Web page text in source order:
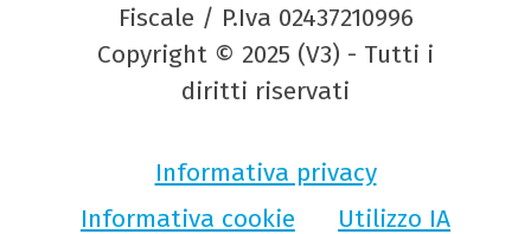
Fiscale / P.Iva 02437210996
Copyright © 2025 (V3) - Tutti i
diritti riservati
Informativa privacy
Informativa cookie
Utilizzo IA